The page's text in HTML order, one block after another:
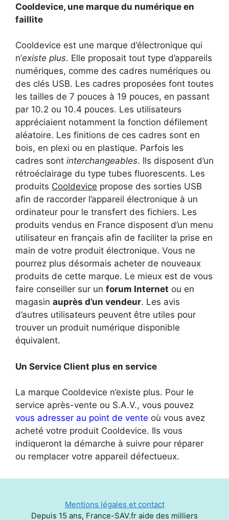
Cooldevice, une marque du numérique en
faillite
Cooldevice est une marque d’électronique qui
n’existe plus. Elle proposait tout type d’appareils
numériques, comme des cadres numériques ou
des clés USB. Les cadres proposées font toutes
les tailles de 7 pouces à 19 pouces, en passant
par 10.2 ou 10.4 pouces. Les utilisateurs
appréciaient notamment la fonction défilement
aléatoire. Les finitions de ces cadres sont en
bois, en plexi ou en plastique. Parfois les
cadres sont interchangeables. Ils disposent d’un
rétroéclairage du type tubes fluorescents. Les
produits Cooldevice propose des sorties USB
afin de raccorder l’appareil électronique à un
ordinateur pour le transfert des fichiers. Les
produits vendus en France disposent d’un menu
utilisateur en français afin de faciliter la prise en
main de votre produit électronique. Vous ne
pourrez plus désormais acheter de nouveaux
produits de cette marque. Le mieux est de vous
faire conseiller sur un forum Internet ou en
magasin auprès d’un vendeur. Les avis
d’autres utilisateurs peuvent être utiles pour
trouver un produit numérique disponible
équivalent.
Un Service Client plus en service
La marque Cooldevice n’existe plus. Pour le
service après-vente ou S.A.V., vous pouvez
vous adresser au point de vente où vous avez
acheté votre produit Cooldevice. Ils vous
indiqueront la démarche à suivre pour réparer
ou remplacer votre appareil défectueux.
Mentions légales et contact
Depuis 15 ans, France-SAV.fr aide des milliers